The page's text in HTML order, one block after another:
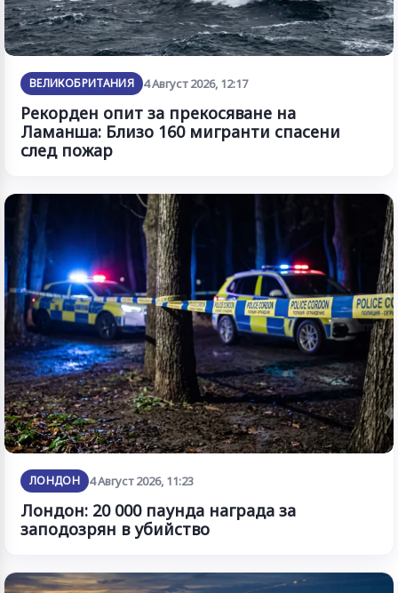
ВЕЛИКОБРИТАНИЯ 4 Август 2026, 12:17
Рекорден опит за прекосяване на
Ламанша: Близо 160 мигранти спасени
след пожар
ЛОНДОН 4 Август 2026, 11:23
Лондон: 20 000 паунда награда за
заподозрян в убийство